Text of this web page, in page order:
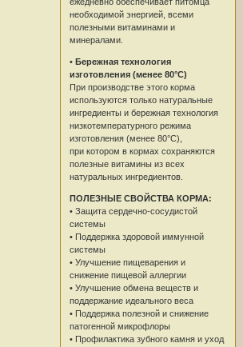
необходимой энергией, всеми
полезными витаминами и
минералами.
•Бережная технология
изготовления (менее 80°C)
При производстве этого корма
используются только натуральные
ингредиенты и бережная технология
низкотемпературного режима
изготовления (менее 80°C),
при котором в кормах сохраняются
полезные витамины из всех
натуральных ингредиентов.
ПОЛЕЗНЫЕ СВОЙСТВА КОРМА:
• Защита сердечно-сосудистой
системы
• Поддержка здоровой иммунной
системы
• Улучшение пищеварения и
снижение пищевой аллергии
• Улучшение обмена веществ и
поддержание идеального веса
• Поддержка полезной и снижение
патогенной микрофлоры
• Профилактика зубного камня и уход